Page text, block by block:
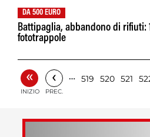
DA 500 EURO
Battipaglia, abbandono di rifiuti:
fototrappole
«
INIZIO
‹
PREC.
… 519 520 521